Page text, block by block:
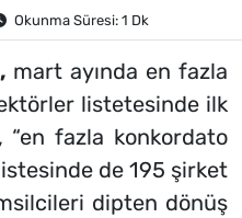
Okunma Süresi: 1 Dk
mart ayında en fazla
listetesinde ilk
“en fazla konkordato
de 195 şirket
dipten dönüş